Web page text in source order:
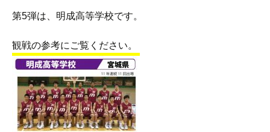
キ
第5弾は、明成高等学校です。
観戦の参考にご覧ください。